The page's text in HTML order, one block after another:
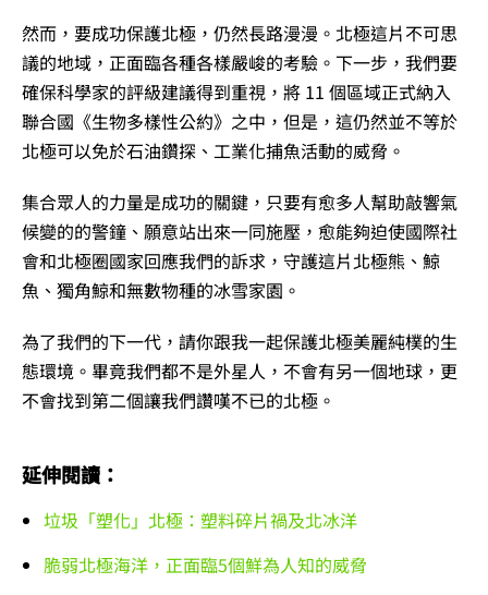
然而，要成功保護北極，仍然長路漫漫。北極這片不可思
議的地域，正面臨各種各樣嚴峻的考驗。下一步，我們要
確保科學家的評級建議得到重視，將 11 個區域正式納入
聯合國《生物多樣性公約》之中，但是，這仍然並不等於
北極可以免於石油鑽探、工業化捕魚活動的威脅。
集合眾人的力量是成功的關鍵，只要有愈多人幫助敲響氣
候變的的警鐘、願意站出來一同施壓，愈能夠迫使國際社
會和北極圈國家回應我們的訴求，守護這片北極熊、鯨
魚、獨角鯨和無數物種的冰雪家園。
為了我們的下一代，請你跟我一起保護北極美麗純樸的生
態環境。畢竟我們都不是外星人，不會有另一個地球，更
不會找到第二個讓我們讚嘆不已的北極。
延伸閱讀：
垃圾「塑化」北極：塑料碎片禍及北冰洋
脆弱北極海洋，正面臨5個鮮為人知的威脅